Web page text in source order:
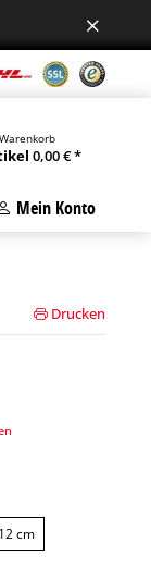
0,00 € *
Mein Konto
Drucken
12 cm